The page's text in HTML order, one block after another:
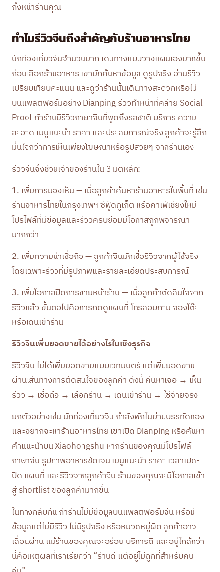
ถึงหน้าร้านคุณ
ทำไมรีวิวจีนถึงสำคัญกับร้านอาหารไทย
นักท่องเที่ยวจีนจำนวนมาก เดินทางแบบวางแผนเองมากขึ้น
ก่อนเลือกร้านอาหาร เขามักค้นหาข้อมูล ดูรูปจริง อ่านรีวิว
เปรียบเทียบคะแนน และดูว่าร้านนั้นเดินทางสะดวกหรือไม่
บนแพลตฟอร์มอย่าง Dianping รีวิวทำหน้าที่คล้าย Social
Proof ถ้าร้านมีรีวิวภาษาจีนที่พูดถึงรสชาติ บริการ ความ
สะอาด เมนูแนะนำ ราคา และประสบการณ์จริง ลูกค้าจะรู้สึก
มั่นใจกว่าการเห็นเพียงโฆษณาหรือรูปสวยๆ จากร้านเอง
รีวิวจีนจึงช่วยเจ้าของร้านใน 3 มิติหลัก:
1. เพิ่มการมองเห็น — เมื่อลูกค้าค้นหาร้านอาหารในพื้นที่ เช่น
ร้านอาหารไทยในกรุงเทพฯ ซีฟู้ดภูเก็ต หรือคาเฟ่เชียงใหม่
โปรไฟล์ที่มีข้อมูลและรีวิวครบย่อมมีโอกาสถูกพิจารณา
มากกว่า
2. เพิ่มความน่าเชื่อถือ — ลูกค้าจีนมักเชื่อรีวิวจากผู้ใช้จริง
โดยเฉพาะรีวิวที่มีรูปภาพและรายละเอียดประสบการณ์
3. เพิ่มโอกาสปิดการขายหน้าร้าน — เมื่อลูกค้าตัดสินใจจาก
รีวิวแล้ว ขั้นต่อไปคือการกดดูแผนที่ โทรสอบถาม จองโต๊ะ
หรือเดินเข้าร้าน
รีวิวจีนเพิ่มยอดขายได้อย่างไรในเชิงธุรกิจ
รีวิวจีน ไม่ได้เพิ่มยอดขายแบบเวทมนตร์ แต่เพิ่มยอดขาย
ผ่านเส้นทางการตัดสินใจของลูกค้า ดังนี้ ค้นหาเจอ → เห็น
รีวิว → เชื่อถือ → เลือกร้าน → เดินเข้าร้าน → ใช้จ่ายจริง
ยกตัวอย่างเช่น นักท่องเที่ยวจีน กำลังพักในย่านบรรทัดทอง
และอยากจะหาร้านอาหารไทย เขาเปิด Dianping หรือค้นหา
คำแนะนำบน Xiaohongshu หากร้านของคุณมีโปรไฟล์
ภาษาจีน รูปภาพอาหารชัดเจน เมนูแนะนำ ราคา เวลาเปิด-
ปิด แผนที่ และรีวิวจากลูกค้าจีน ร้านของคุณจะมีโอกาสเข้า
สู่ shortlist ของลูกค้ามากขึ้น
ในทางกลับกัน ถ้าร้านไม่มีข้อมูลบนแพลตฟอร์มจีน หรือมี
ข้อมูลแต่ไม่มีรีวิว ไม่มีรูปจริง หรือหมวดหมู่ผิด ลูกค้าอาจ
เลื่อนผ่าน แม้ร้านของคุณจะอร่อย บริการดี และอยู่ใกล้กว่า
นี่คือเหตุผลที่เราเรียกว่า “ร้านดี แต่อยู่ไม่ถูกที่สำหรับคน